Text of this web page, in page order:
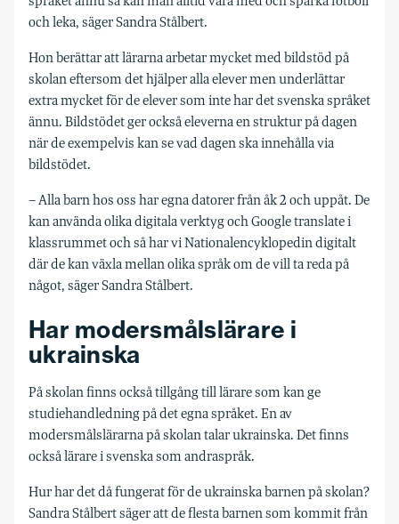
och leka, säger Sandra Stålbert.
Hon berättar att lärarna arbetar mycket med bildstöd på
skolan eftersom det hjälper alla elever men underlättar
extra mycket för de elever som inte har det svenska språket
ännu. Bildstödet ger också eleverna en struktur på dagen
när de exempelvis kan se vad dagen ska innehålla via
bildstödet.
– Alla barn hos oss har egna datorer från åk 2 och uppåt. De
kan använda olika digitala verktyg och Google translate i
klassrummet och så har vi Nationalencyklopedin digitalt
där de kan växla mellan olika språk om de vill ta reda på
något, säger Sandra Stålbert.
Har modersmålslärare i
ukrainska
På skolan finns också tillgång till lärare som kan ge
studiehandledning på det egna språket. En av
modersmålslärarna på skolan talar ukrainska. Det finns
också lärare i svenska som andraspråk.
Hur har det då fungerat för de ukrainska barnen på skolan?
Sandra Stålbert säger att de flesta barnen som kommit från